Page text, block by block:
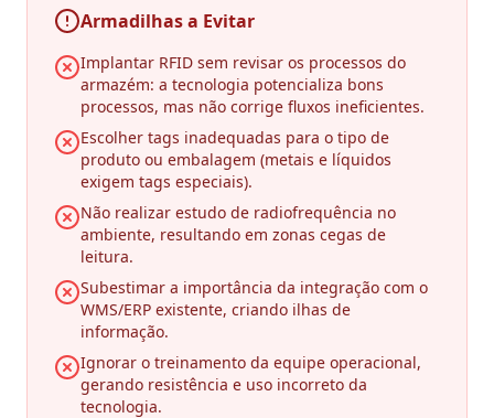
Armadilhas a Evitar
Implantar RFID sem revisar os processos do
armazém: a tecnologia potencializa bons
processos, mas não corrige fluxos ineficientes.
Escolher tags inadequadas para o tipo de
produto ou embalagem (metais e líquidos
exigem tags especiais).
Não realizar estudo de radiofrequência no
ambiente, resultando em zonas cegas de
leitura.
Subestimar a importância da integração com o
WMS/ERP existente, criando ilhas de
informação.
Ignorar o treinamento da equipe operacional,
gerando resistência e uso incorreto da
tecnologia.